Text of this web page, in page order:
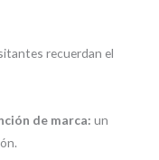
recuerdan el
de marca: un